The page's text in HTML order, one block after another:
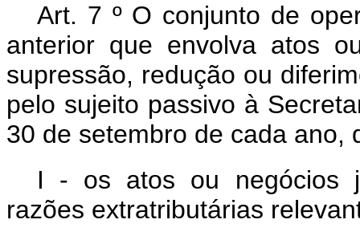
Art. 7 º O conjunto de
anterior que envolva atos
supressão, redução ou
pelo sujeito passivo à
30 de setembro de cada ano,
I - os atos ou negócios
razões extratributárias